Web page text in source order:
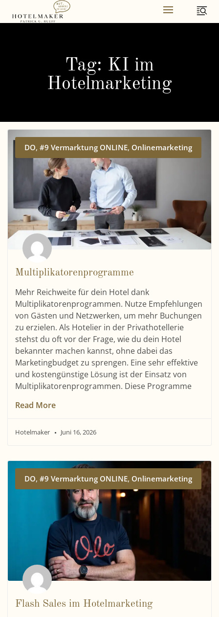
Skip
Tag: KI im
Hotelmarketing
DO,#9 Vermarktung ONLINE, Onlinemarketing
Multiplikatorenprogramme
Mehr Reichweite für dein Hotel dank
Multiplikatorenprogrammen. Nutze Empfehlungen
von Gästen und Netzwerken, um mehr Buchungen
zu erzielen. Als Hotelier in der Privathotellerie
stehst du oft vor der Frage, wie du dein Hotel
bekannter machen kannst, ohne dabei das
Marketingbudget zu sprengen. Eine sehr effektive
und kostengünstige Lösung ist der Einsatz von
Multiplikatorenprogrammen. Diese Programme
Read More
Hotelmaker Juni 16, 2026
DO,#9 Vermarktung ONLINE, Onlinemarketing
Flash Sales im Hotelmarketing